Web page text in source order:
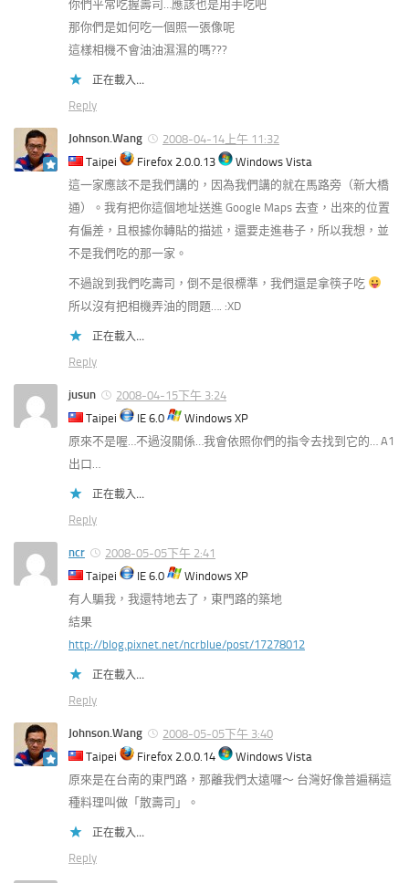
你們平常吃握壽司…應該也是用手吃吧
那你們是如何吃一個照一張像呢
這樣相機不會油油濕濕的嗎???
正在載入...
Reply
Johnson.Wang
2008-04-14上午 11:32
Taipei
Firefox 2.0.0.13
Windows Vista
這一家應該不是我們講的，因為我們講的就在馬路旁（新大橋
通）。我有把你這個地址送進 Google Maps 去查，出來的位置
有偏差，且根據你轉貼的描述，還要走進巷子，所以我想，並
不是我們吃的那一家。
不過說到我們吃壽司，倒不是很標準，我們還是拿筷子吃
所以沒有把相機弄油的問題…. :XD
正在載入...
Reply
jusun
2008-04-15下午 3:24
Taipei
IE 6.0
Windows XP
原來不是喔…不過沒關係…我會依照你們的指令去找到它的… A1
出口…
正在載入...
Reply
ncr
2008-05-05下午 2:41
Taipei
IE 6.0
Windows XP
有人騙我，我還特地去了，東門路的築地
結果
http://blog.pixnet.net/ncrblue/post/17278012
正在載入...
Reply
Johnson.Wang
2008-05-05下午 3:40
Taipei
Firefox 2.0.0.14
Windows Vista
原來是在台南的東門路，那離我們太遠囉～ 台灣好像普遍稱這
種料理叫做「散壽司」。
正在載入...
Reply